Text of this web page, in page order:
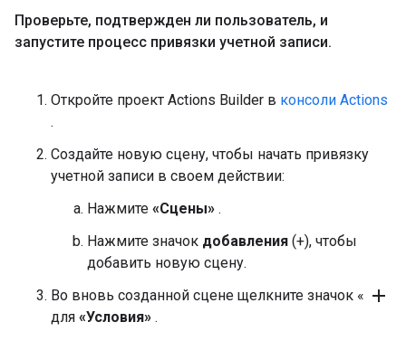
Проверьте, подтвержден ли пользователь, и
запустите процесс привязки учетной записи.
Откройте проект Actions Builder в консоли Actions
.
Создайте новую сцену, чтобы начать привязку
учетной записи в своем действии:
Нажмите «Сцены» .
Нажмите значок добавления (+), чтобы
добавить новую сцену.
Во вновь созданной сцене щелкните значок « add
для «Условия» .